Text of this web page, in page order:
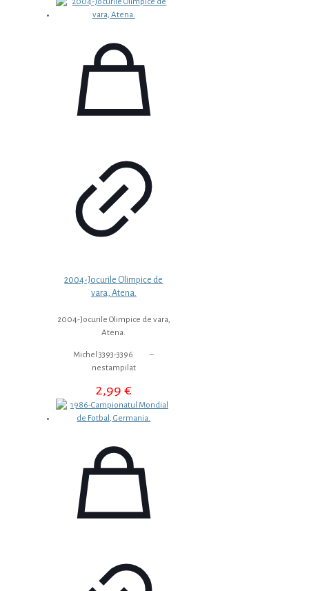
2004-Jocurile Olimpice de
vara, Atena.
2004-Jocurile Olimpice de vara,
Atena.
Michel 3393-3396 –
nestampilat
2,99€